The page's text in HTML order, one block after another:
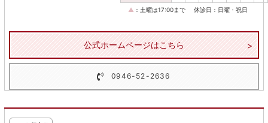
▲ ：土曜は17:00まで 休診日：日曜・祝日
公式ホームページはこちら
0946-52-2636